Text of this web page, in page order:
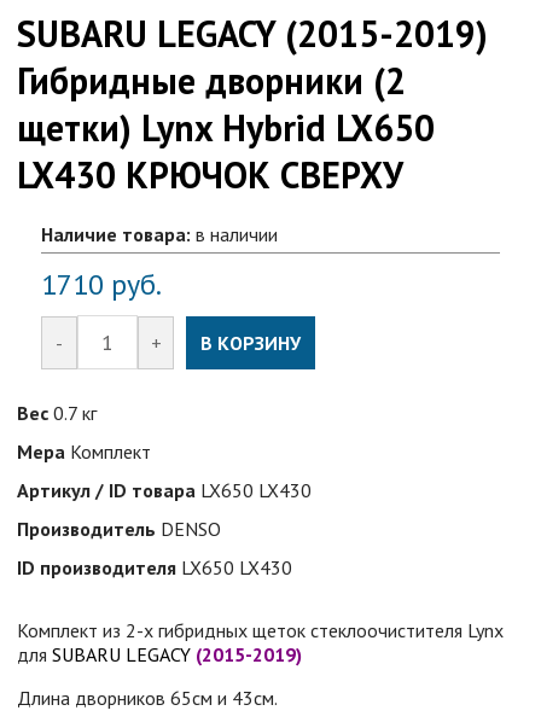
SUBARU LEGACY (2015-2019)
Гибридные дворники (2
щетки) Lynx Hybrid LX650
LX430 КРЮЧОК СВЕРХУ
Наличие товара: в наличии
1710 руб.
- + В КОРЗИНУ
Вес 0.7 кг
Мера Комплект
Артикул / ID товара LX650 LX430
Производитель DENSO
ID производителя LX650 LX430
Комплект из 2-х гибридных щеток стеклоочистителя Lynx
дляSUBARU LEGACY (2015-2019)
Длина дворников 65см и 43см.